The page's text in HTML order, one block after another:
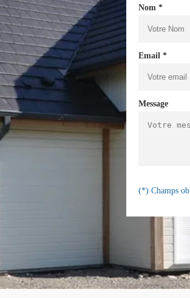
Nom *
Email *
Message
(*) Champs